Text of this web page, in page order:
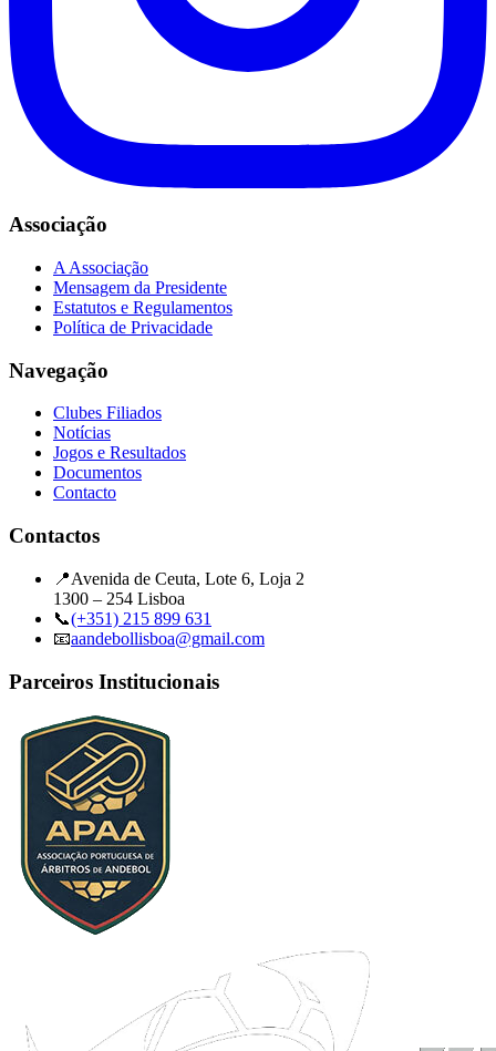
Associação
A Associação
Mensagem da Presidente
Estatutos e Regulamentos
Política de Privacidade
Navegação
Clubes Filiados
Notícias
Jogos e Resultados
Documentos
Contacto
Contactos
📍Avenida de Ceuta, Lote 6, Loja 2
1300 – 254 Lisboa
📞(+351) 215 899 631
📧aandebollisboa@gmail.com
Parceiros Institucionais